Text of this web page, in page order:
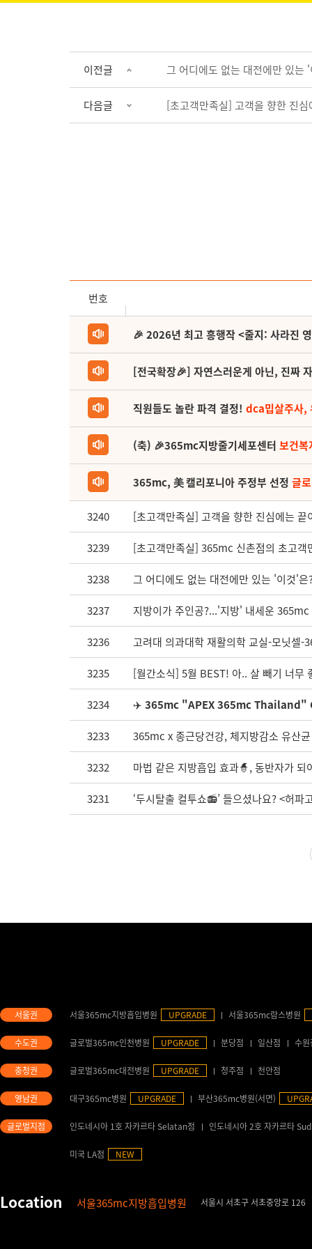
이전글 그 어디에도 없는 대전에만 있는
다음글 [초고객만족실] 고객을 향한 진
번호
🎉 2026년 최고 흥행작 <줄지: 사라진
[전국확장🎉] 자연스러운게 아닌, 진짜
직원들도 놀란 파격 결정! dca밉살주사,
(축) 🎉365mc지방줄기세포센터 보건
365mc, 美 캘리포니아 주정부 선정 글
3240 [초고객만족실] 고객을 향한 진심에는
3239 [초고객만족실] 365mc 신촌점의 초고
3238 그 어디에도 없는 대전에만 있는 '이것'은
3237 지방이가 주인공?...'지방' 내세운 365mc
3236 고려대 의과대학 재활의학 교실-모닛셀
3235 [월간소식] 5월 BEST! 아.. 살 빼기 너무
3234 ✈️ 365mc "APEX 365mc Thailand"
3233 365mc x 종근당건강, 체지방감소 유산
3232 마법 같은 지방흡입 효과🧙, 동반자가
3231 ‘두시탈출 컬투쇼📻’ 들으셨나요? <
서울365mc지방흡입병원 UPGRADE 서울365mc람스병원
글로벌365mc인천병원 UPGRADE 분당점 일산점 수원
글로벌365mc대전병원 UPGRADE 청주점 천안점
대구365mc병원 UPGRADE 부산365mc병원(서면)
인도네시아 1호 자카르타 Selatan점 인도네시아 2호 자카르타
미국 LA점 NEW
서울365mc지방흡입병원 서울시 서초구 서초중앙로 126